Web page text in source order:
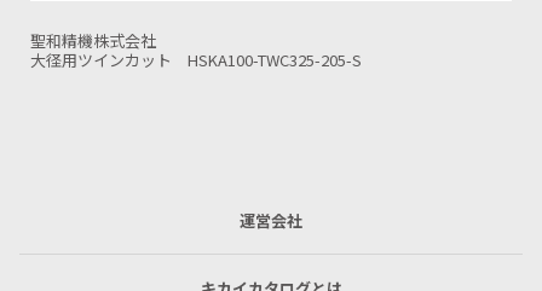
ファーストカット BT/BBT50-FIC150N-280-S
運営会社